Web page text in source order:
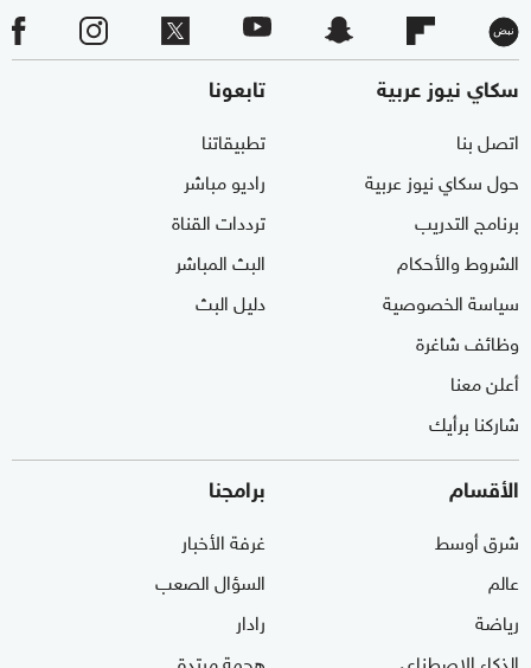
سكاي نيوز عربية
اتصل بنا
حول سكاي نيوز عربية
برنامج التدريب
الشروط والأحكام
سياسة الخصوصية
وظائف شاغرة
أعلن معنا
شاركنا برأيك
تابعونا
تطبيقاتنا
راديو مباشر
ترددات القناة
البث المباشر
دليل البث
الأقسام
شرق أوسط
عالم
رياضة
برامجنا
غرفة الأخبار
السؤال الصعب
رادار